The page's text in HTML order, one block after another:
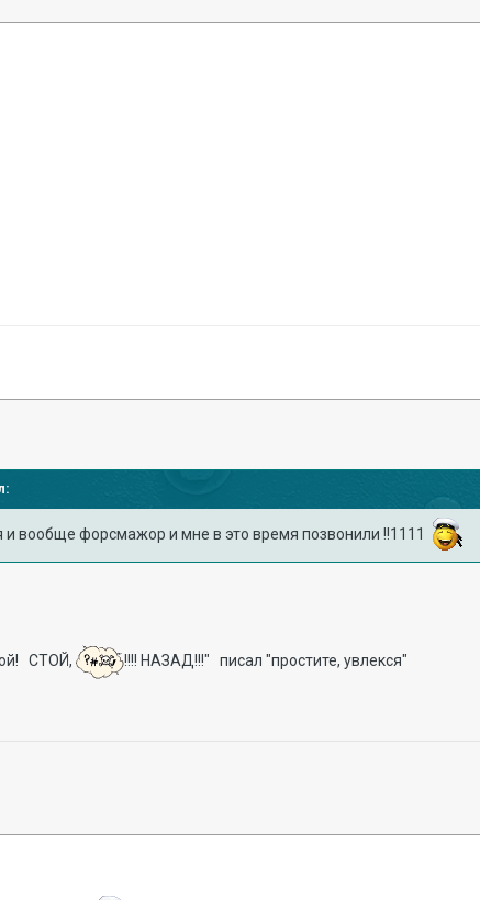
вообще форсмажор и мне в это время позвонили !!1111
СТОЙ, !!!! НАЗАД!!!" писал "простите, увлекся"